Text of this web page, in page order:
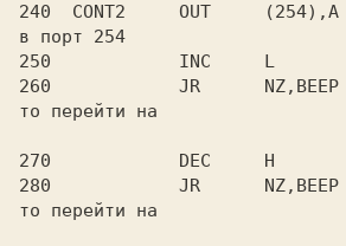
240  CONT2     OUT
в порт 254
250            INC     L
260            JR      NZ,BEEP
то перейти на
270            DEC     H
280            JR      NZ,BEEP
то перейти на